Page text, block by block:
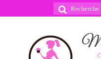
Rechercher